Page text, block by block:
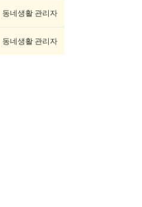
동네생활 관리자
동네생활 관리자